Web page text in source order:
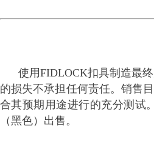
使用FIDLOCK扣具制造最终
的损失不承担任何责任。销售
合其预期用途进行的充分测试
（黑色）出售。